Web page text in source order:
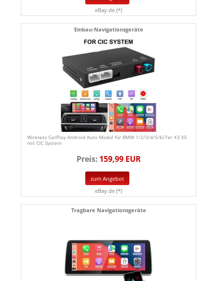
eBay.de (*)
Einbau-Navigationsgeräte
Wireless CarPlay Android Auto Modul für BMW 1/2/3/4/5/6/7er X3 X5
mit CIC System
Preis: 159,99 EUR
zum Angebot
eBay.de (*)
Tragbare Navigationsgeräte